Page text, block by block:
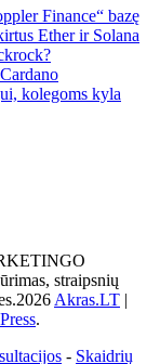
Finance“ bazę
Ether ir Solana
kolegoms kyla
straipsnių
Akras.LT
.
- Skaidrių